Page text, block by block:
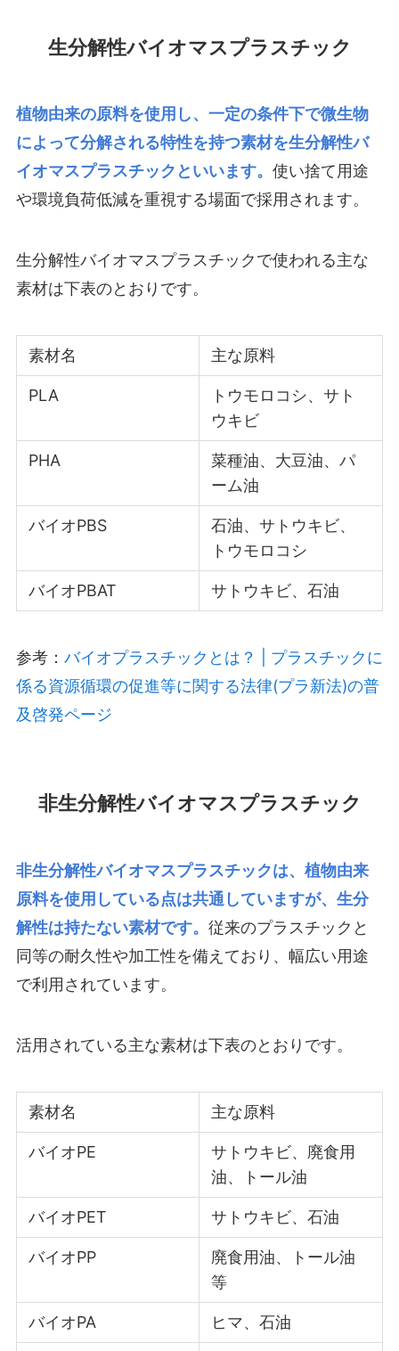
生分解性バイオマスプラスチック
植物由来の原料を使用し、一定の条件下で微生物
によって分解される特性を持つ素材を生分解性バ
イオマスプラスチックといいます。 使い捨て用途
や環境負荷低減を重視する場面で採用されます。
生分解性バイオマスプラスチックで使われる主な
素材は下表のとおりです。
素材名 主な原料
PLA
トウモロコシ、サト
ウキビ
PHA
菜種油、大豆油、パ
ーム油
バイオPBS
石油、サトウキビ、
トウモロコシ
バイオPBAT サトウキビ、石油
参考： バイオプラスチックとは？ | プラスチックに
係る資源循環の促進等に関する法律(プラ新法)の普
及啓発ページ
非生分解性バイオマスプラスチック
非生分解性バイオマスプラスチックは、植物由来
原料を使用している点は共通していますが、生分
解性は持たない素材です。 従来のプラスチックと
同等の耐久性や加工性を備えており、幅広い用途
で利用されています。
活用されている主な素材は下表のとおりです。
素材名 主な原料
バイオPE
サトウキビ、廃食用
油、トール油
バイオPET サトウキビ、石油
バイオPP
廃食用油、トール油
等
バイオPA ヒマ、石油